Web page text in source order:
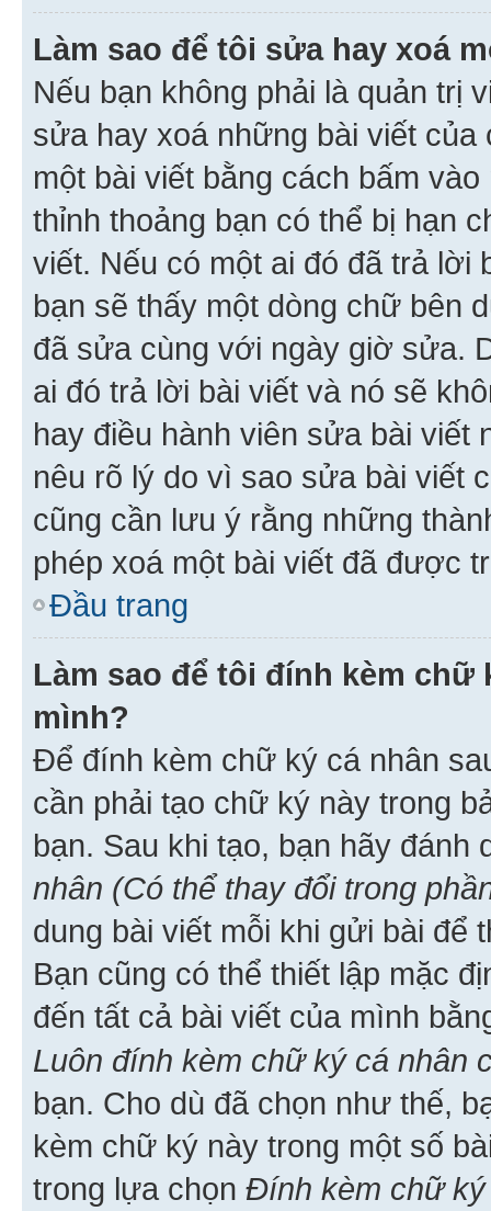
Làm sao để tôi sửa hay xoá
Nếu bạn không phải là quản trị
sửa hay xoá những bài viết
một bài viết bằng cách bấm
thỉnh thoảng bạn có thể bị hạn
viết. Nếu có một ai đó đã trả lời
bạn sẽ thấy một dòng chữ bên
đã sửa cùng với ngày giờ sửa.
ai đó trả lời bài viết và nó sẽ
hay điều hành viên sửa bài viết
nêu rõ lý do vì sao sửa bài viết
cũng cần lưu ý rằng những
phép xoá một bài viết đã được
Đầu trang
Làm sao để tôi đính kèm chữ
mình?
Để đính kèm chữ ký cá nhân
cần phải tạo chữ ký này trong
bạn. Sau khi tạo, bạn hãy
nhân (Có thể thay đổi trong
dung bài viết mỗi khi gửi bài để
Bạn cũng có thể thiết lập mặc
đến tất cả bài viết của mình
Luôn đính kèm chữ ký cá nhân
bạn. Cho dù đã chọn như thế,
kèm chữ ký này trong một số
trong lựa chọn Đính kèm chữ